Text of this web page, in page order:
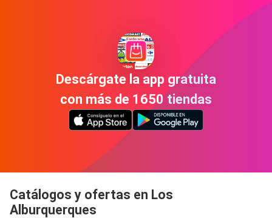
Descárgate la app gratuita
con más de 1650 tiendas
Catálogos y ofertas en Los
Alburquerques